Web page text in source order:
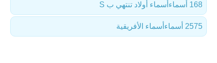
أسماء أولاد تنتهي ب S 168 أسماء
أسماء الأفريقية 2575 أسماء